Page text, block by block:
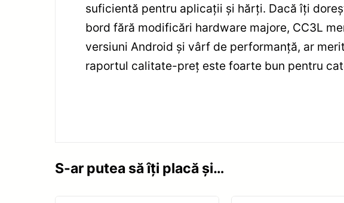
suficientă pentru aplicații și hărți. Dacă îți
bord fără modificări hardware majore, CC3L
versiuni Android și vârf de performanță, ar
raportul calitate-preț este foarte bun pentru
S-ar putea să îți placă și…